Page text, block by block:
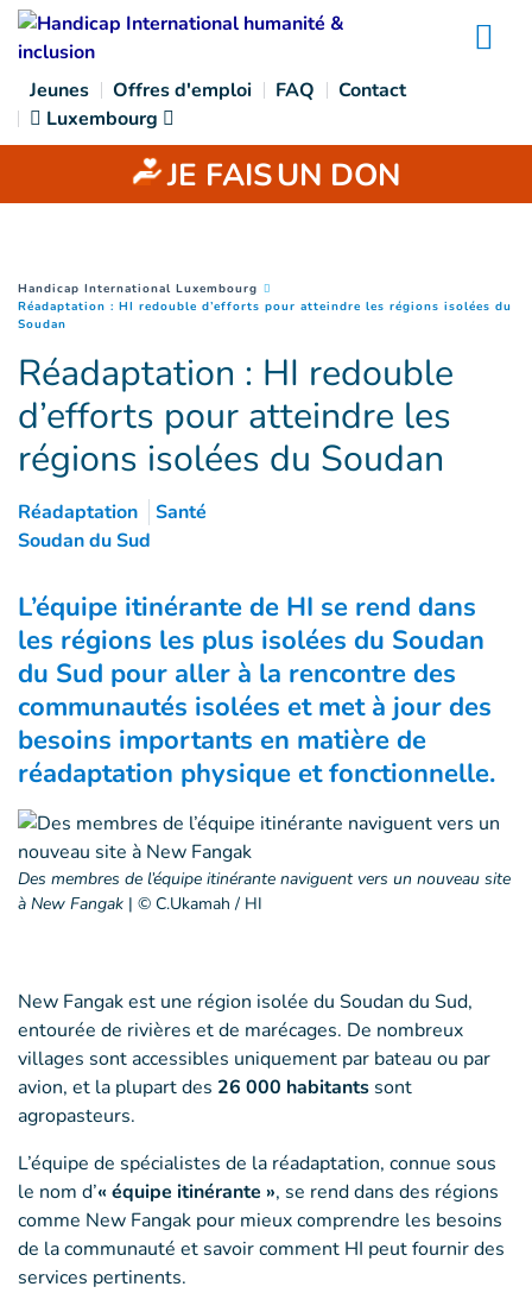
Goto main content
Jeunes Offres d'emploi FAQ
Contact
Luxembourg
JE FAISUN DON
You are here :
Handicap International Luxembourg
Réadaptation : HI redouble d’efforts pour atteindre les régions isolées du
Soudan
Réadaptation : HI redouble
d’efforts pour atteindre les
régions isolées du Soudan
Réadaptation
Santé
Soudan du Sud
L’équipe itinérante de HI se rend dans
les régions les plus isolées du Soudan
du Sud pour aller à la rencontre des
communautés isolées et met à jour des
besoins importants en matière de
réadaptation physique et fonctionnelle.
Des membres de l’équipe itinérante naviguent vers un nouveau site
à New Fangak | © C.Ukamah / HI
New Fangak est une région isolée du Soudan du Sud,
entourée de rivières et de marécages. De nombreux
villages sont accessibles uniquement par bateau ou par
avion, et la plupart des 26 000 habitants sont
agropasteurs.
L’équipe de spécialistes de la réadaptation, connue sous
le nom d’« équipe itinérante », se rend dans des régions
comme New Fangak pour mieux comprendre les besoins
de la communauté et savoir comment HI peut fournir des
services pertinents.